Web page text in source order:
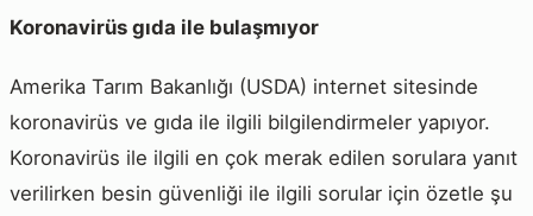
Koronavirüs gıda ile bulaşmıyor
Amerika Tarım Bakanlığı (USDA) internet sitesinde
koronavirüs ve gıda ile ilgili bilgilendirmeler yapıyor.
Koronavirüs ile ilgili en çok merak edilen sorulara yanıt
verilirken besin güvenliği ile ilgili sorular için özetle şu